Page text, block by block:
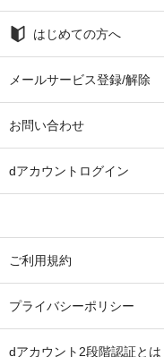
はじめての方へ
メールサービス登録/解除
お問い合わせ
dアカウントログイン
ご利用規約
プライバシーポリシー
dアカウント2段階認証とは